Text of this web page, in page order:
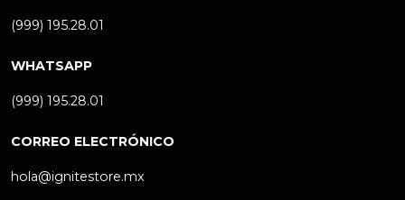
(999) 195.28.01
WHATSAPP
(999) 195.28.01
CORREO ELECTRÓNICO
hola@ignitestore.mx